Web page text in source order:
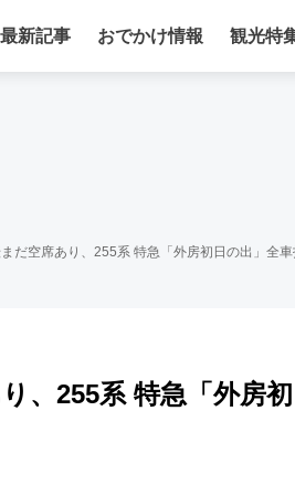
最新記事 おでかけ情報 観光特
だ空席あり、255系 特急「外房初日の出」全
、255系 特急「外房